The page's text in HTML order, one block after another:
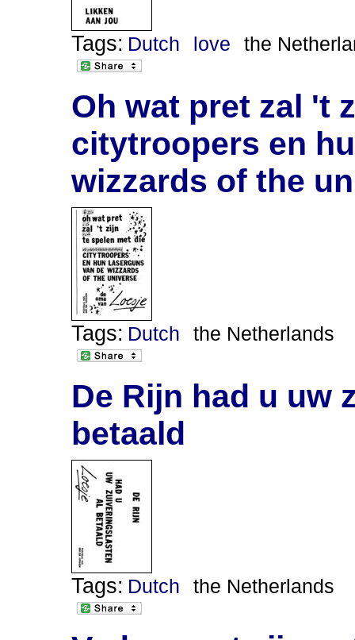
Tags: Dutch love the
Oh wat pret zal 't
citytroopers en
wizzards of the
Tags: Dutch the Netherlands
De Rijn had u uw
betaald
Tags: Dutch the Netherlands